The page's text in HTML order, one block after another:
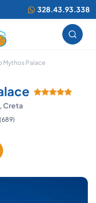
328.43.93.338
Mythos Palace
Creta